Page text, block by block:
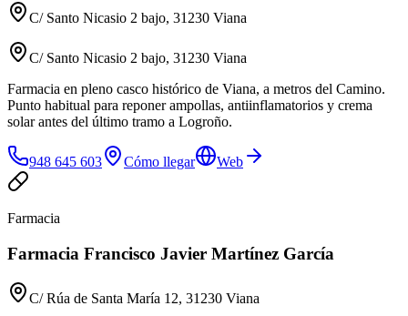
C/ Santo Nicasio 2 bajo, 31230 Viana
C/ Santo Nicasio 2 bajo, 31230 Viana
Farmacia en pleno casco histórico de Viana, a metros del Camino.
Punto habitual para reponer ampollas, antiinflamatorios y crema
solar antes del último tramo a Logroño.
948 645 603 Cómo llegar Web
Farmacia
Farmacia Francisco Javier Martínez García
C/ Rúa de Santa María 12, 31230 Viana